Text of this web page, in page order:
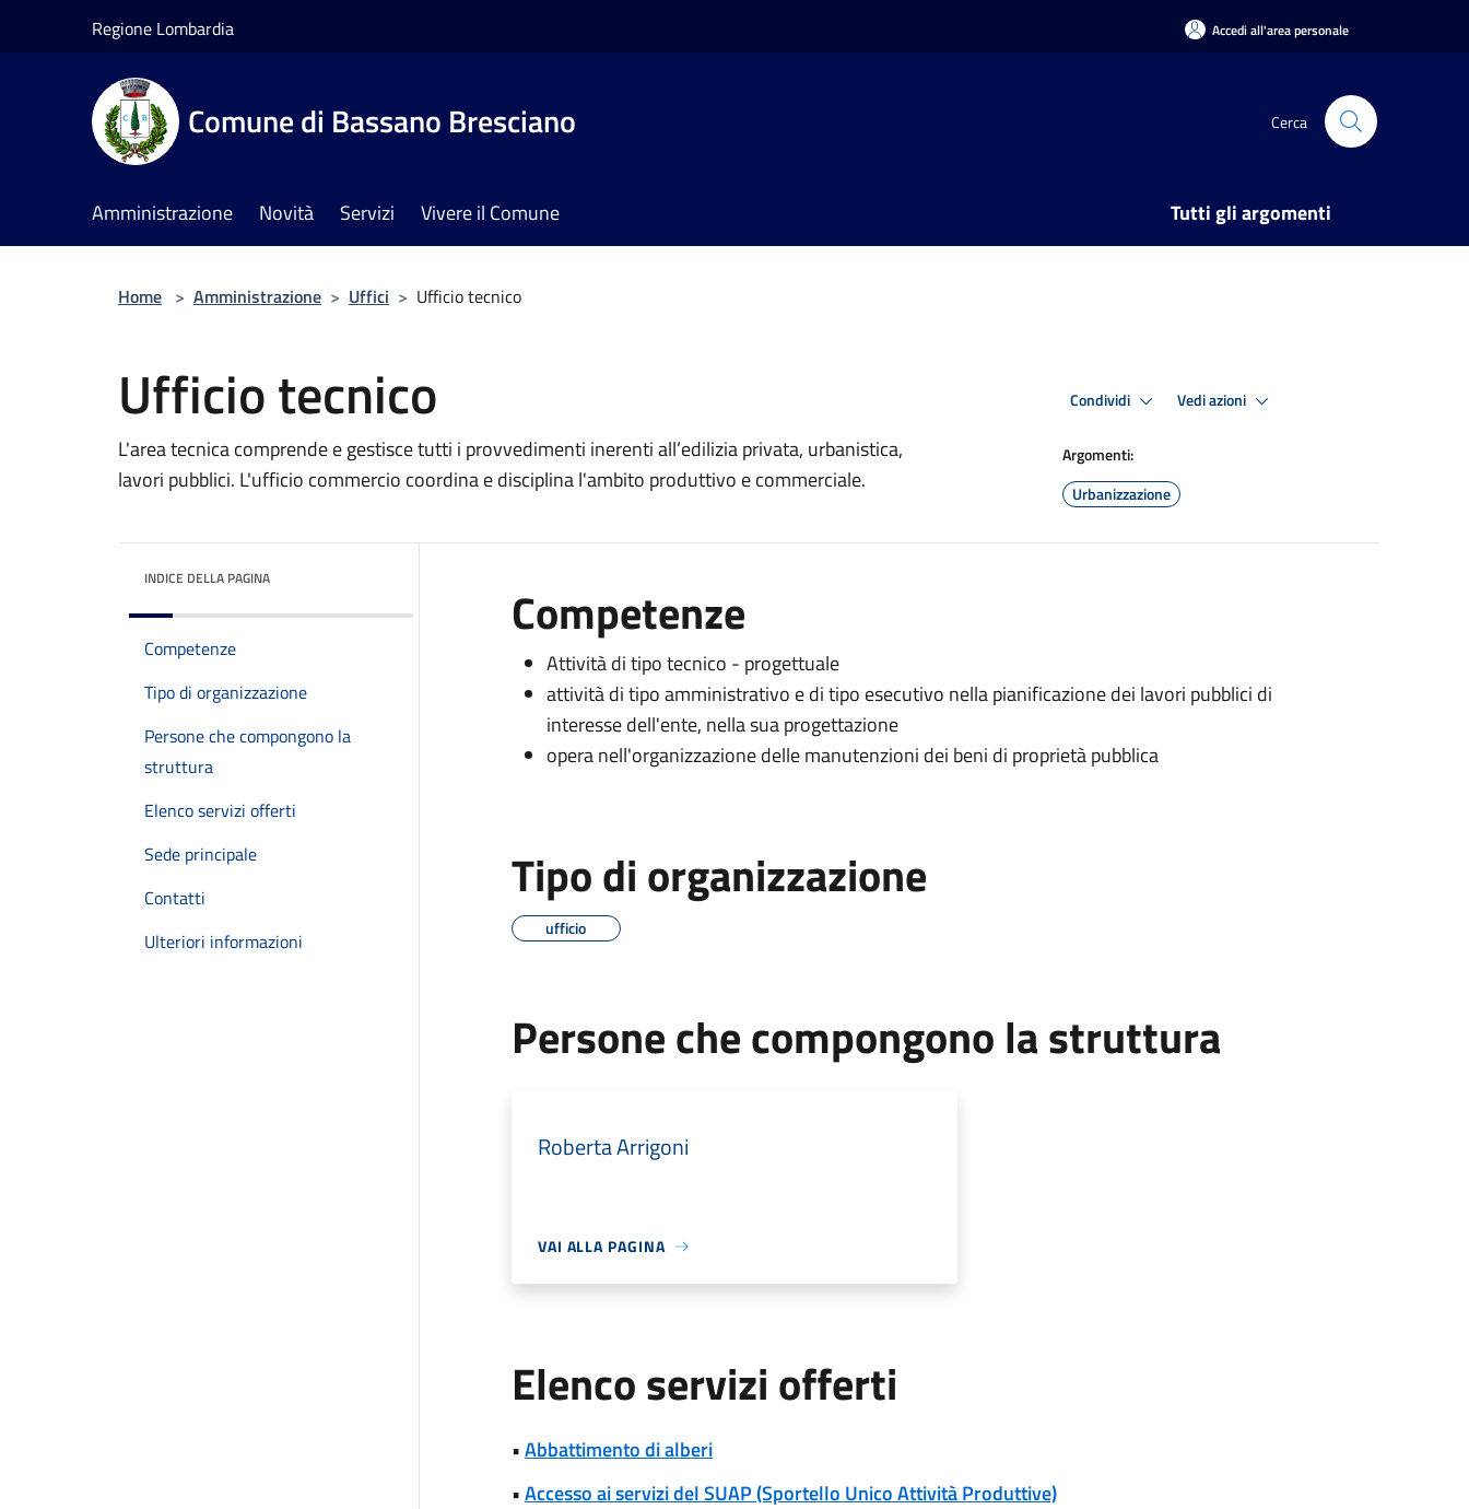
Regione Lombardia Accedi all'area personale
Comune di Bassano Bresciano Cerca
Amministrazione Novità Servizi Vivere il Comune Tutti gli argomenti
Home > Amministrazione > Uffici > Ufficio tecnico
Ufficio tecnico
L'area tecnica comprende e gestisce tutti i provvedimenti inerenti all’edilizia privata, urbanistica,
lavori pubblici. L'ufficio commercio coordina e disciplina l'ambito produttivo e commerciale.
Condividi Vedi azioni
Argomenti:
Urbanizzazione
INDICE DELLA PAGINA
Competenze
Tipo di organizzazione
Persone che compongono la
struttura
Elenco servizi offerti
Sede principale
Contatti
Ulteriori informazioni
Competenze
Attività di tipo tecnico - progettuale
attività di tipo amministrativo e di tipo esecutivo nella pianificazione dei lavori pubblici di
interesse dell'ente, nella sua progettazione
opera nell'organizzazione delle manutenzioni dei beni di proprietà pubblica
Tipo di organizzazione
ufficio
Persone che compongono la struttura
Roberta Arrigoni
VAI ALLA PAGINA
Elenco servizi offerti
•Abbattimento di alberi
•Accesso ai servizi del SUAP (Sportello Unico Attività Produttive)